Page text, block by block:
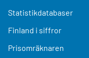
Statistikdatabaser
Finland i siffror
Prisomräknaren